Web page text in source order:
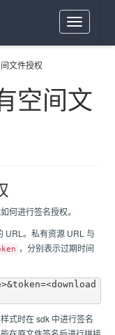
Toggle
navigation
文件授权
空间文
何进行签名授权。
URL。私有资源 URL 与
，分别表示过期时间
式时在 sdk 中进行签名